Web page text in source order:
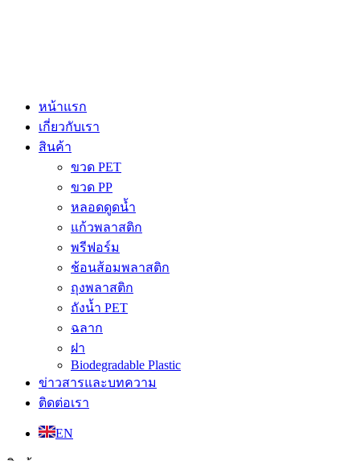
หน้าแรก
เกี่ยวกับเรา
สินค้า
ขวด PET
ขวด PP
หลอดดูดน้ำ
แก้วพลาสติก
พรีฟอร์ม
ช้อนส้อมพลาสติก
ถุงพลาสติก
ถังน้ำ PET
ฉลาก
ฝา
Biodegradable Plastic
ข่าวสารและบทความ
ติดต่อเรา
EN